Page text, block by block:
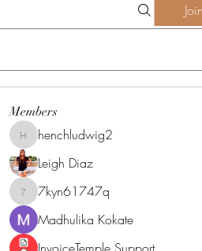
Join
Members
henchludwig2
henchludwig2
Leigh Diaz
7kyn61747q
7kyn61747q
Madhulika Kokate